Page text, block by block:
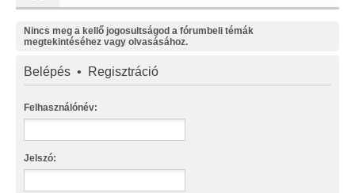
Nincs meg a kellő jogosultságod a fórumbeli témák
megtekintéséhez vagy olvasásához.
Belépés • Regisztráció
Felhasználónév:
Jelszó: